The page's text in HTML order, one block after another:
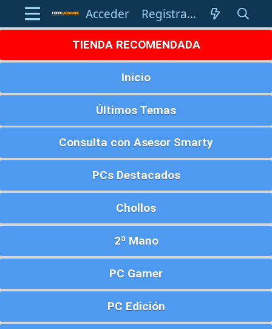
Acceder Registrarse
TIENDA RECOMENDADA
Inicio
Últimos Temas
Consulta con Asesor Smarty
PCs Destacados
Chollos
2ª Mano
PC Gamer
PC Edición